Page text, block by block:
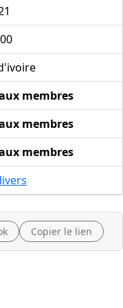
membres
membres
membres
Copier le lien